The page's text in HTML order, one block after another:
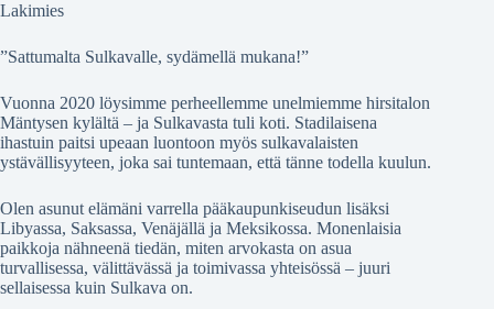
Lakimies
”Sattumalta Sulkavalle, sydämellä mukana!”
Vuonna 2020 löysimme perheellemme unelmiemme hirsitalon
Mäntysen kylältä – ja Sulkavasta tuli koti. Stadilaisena
ihastuin paitsi upeaan luontoon myös sulkavalaisten
ystävällisyyteen, joka sai tuntemaan, että tänne todella kuulun.
Olen asunut elämäni varrella pääkaupunkiseudun lisäksi
Libyassa, Saksassa, Venäjällä ja Meksikossa. Monenlaisia
paikkoja nähneenä tiedän, miten arvokasta on asua
turvallisessa, välittävässä ja toimivassa yhteisössä – juuri
sellaisessa kuin Sulkava on.